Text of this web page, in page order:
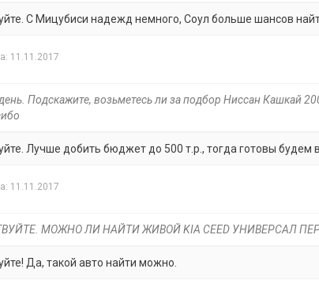
С Мицубиси надежд немного, Соул больше шансов
11.11.2017
Подскажите, возьметесь ли за подбор Ниссан Кашкай
Лучше добить бюджет до 500 т.р., тогда готовы будем
11.11.2017
МОЖНО ЛИ НАЙТИ ЖИВОЙ KIA CEED УНИВЕРСАЛ
Да, такой авто найти можно.